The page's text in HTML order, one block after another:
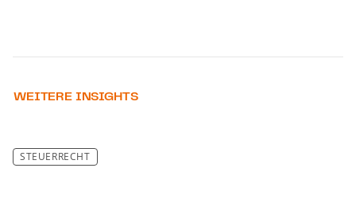
WEITERE INSIGHTS
STEUERRECHT